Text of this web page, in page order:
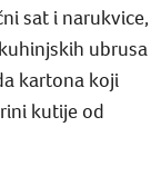
sat i narukvice,
ubrusa
kartona koji
kutije od